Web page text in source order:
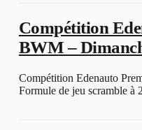
Compétition
BWM –
Compétition Edenauto
Formule de jeu scramble à